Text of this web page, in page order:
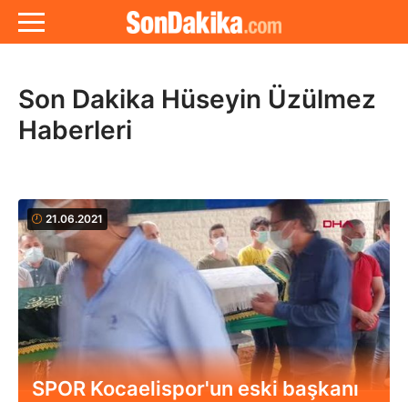
Son Dakika Hüseyin Üzülmez
Haberleri
21.06.2021
SPOR Kocaelispor'un eski başkanı